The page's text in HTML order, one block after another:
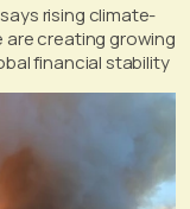
rising climate-
creating growing
financial stability